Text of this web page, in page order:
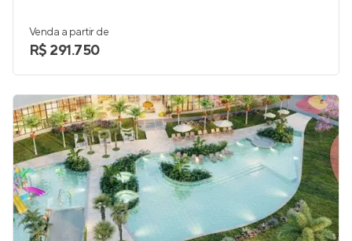
Venda a partir de
R$ 291.750